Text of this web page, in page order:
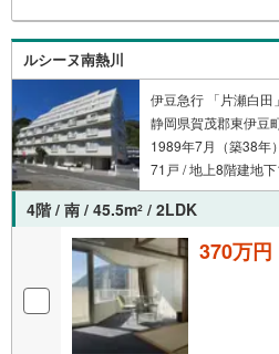
ルシーヌ南熱川
伊豆急行 「片瀬白田
静岡県賀茂郡東伊豆
1989年7月（築38年）
71戸 / 地上8階建地
4階 / 南 / 45.5m2 / 2LDK
370万円